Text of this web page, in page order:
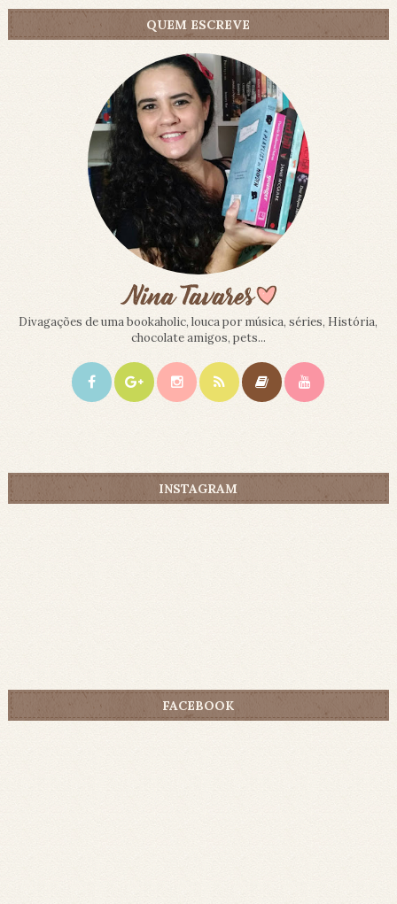
QUEM ESCREVE
Divagações de uma bookaholic, louca por música, séries, História,
chocolate amigos, pets...
INSTAGRAM
FACEBOOK